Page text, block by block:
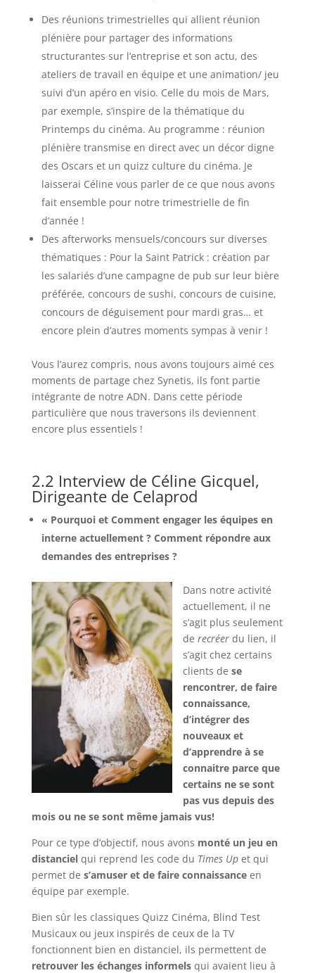
Des réunions trimestrielles qui allient réunion
plénière pour partager des informations
structurantes sur l’entreprise et son actu, des
ateliers de travail en équipe et une animation/ jeu
suivi d’un apéro en visio. Celle du mois de Mars,
par exemple, s’inspire de la thématique du
Printemps du cinéma. Au programme : réunion
plénière transmise en direct avec un décor digne
des Oscars et un quizz culture du cinéma. Je
laisserai Céline vous parler de ce que nous avons
fait ensemble pour notre trimestrielle de fin
d’année !
Des afterworks mensuels/concours sur diverses
thématiques : Pour la Saint Patrick : création par
les salariés d’une campagne de pub sur leur bière
préférée, concours de sushi, concours de cuisine,
concours de déguisement pour mardi gras… et
encore plein d’autres moments sympas à venir !
Vous l’aurez compris, nous avons toujours aimé ces
moments de partage chez Synetis, ils font partie
intégrante de notre ADN. Dans cette période
particulière que nous traversons ils deviennent
encore plus essentiels !
2.2 Interview de Céline Gicquel,
Dirigeante de Celaprod
« Pourquoi et Comment engager les équipes en
interne actuellement ? Comment répondre aux
demandes des entreprises ?
Dans notre activité
actuellement, il ne
s’agit plus seulement
de recréerdu lien, il
s’agit chez certains
clients de se
rencontrer, de faire
connaissance,
d’intégrer des
nouveaux et
d’apprendre à se
connaitre parce que
certains ne se sont
pas vus depuis des
mois ou ne se sont même jamais vus!
Pour ce type d’objectif, nous avons monté un jeu en
distancielqui reprend les code du Times Upet qui
permet de s’amuser et de faire connaissanceen
équipe par exemple.
Bien sûr les classiques Quizz Cinéma, Blind Test
Musicaux ou jeux inspirés de ceux de la TV
fonctionnent bien en distanciel, ils permettent de
retrouver les échanges informelsqui avaient lieu à